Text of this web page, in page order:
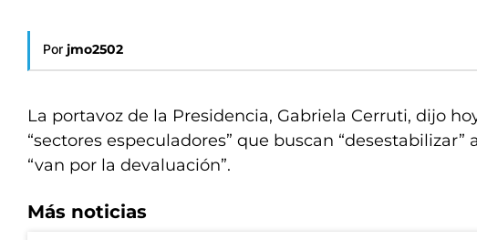
Por jmo2502
La portavoz de la Presidencia, Gabriela Cerruti, dijo
“sectores especuladores” que buscan “desestabilizar”
“van por la devaluación”.
Más noticias